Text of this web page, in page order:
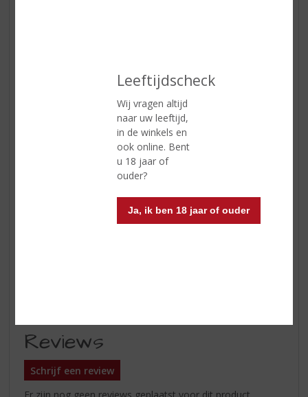
Leeftijdscheck
Wij vragen altijd
naar uw leeftijd,
in de winkels en
ook online. Bent
u 18 jaar of
ouder?
Ja, ik ben 18 jaar of ouder
helder, fonkelen van kleur met
een fijne mousse
een zachte fruitige, elegante,
bloemige en licht notige geur
delicaat, verfijnd droog,
sprankelend en subtiel
aperitief, hapjes met vis, fijne
ham, Elzasser zuurkool
Reviews
Schrijf een review